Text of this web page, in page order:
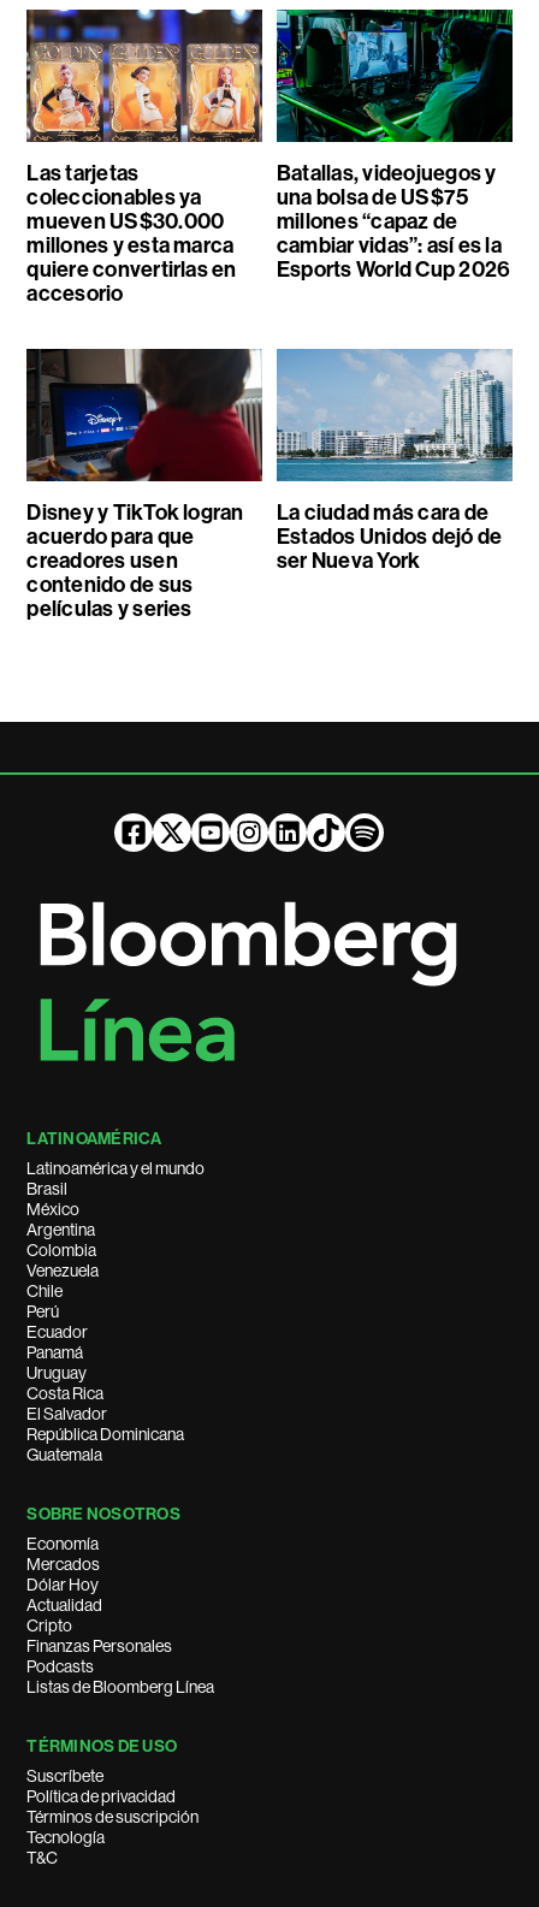
Las tarjetas
coleccionables ya
mueven US$30.000
millones y esta marca
quiere convertirlas en
accesorio
Batallas, videojuegos y
una bolsa de US$75
millones “capaz de
cambiar vidas”: así es la
Esports World Cup 2026
Disney y TikTok logran
acuerdo para que
creadores usen
contenido de sus
películas y series
La ciudad más cara de
Estados Unidos dejó de
ser Nueva York
LATINOAMÉRICA
Latinoamérica y el mundo
Brasil
México
Argentina
Colombia
Venezuela
Chile
Perú
Ecuador
Panamá
Uruguay
Costa Rica
El Salvador
República Dominicana
Guatemala
SOBRE NOSOTROS
Economía
Mercados
Dólar Hoy
Actualidad
Cripto
Finanzas Personales
Podcasts
Listas de Bloomberg Línea
TÉRMINOS DE USO
Suscríbete
Política de privacidad
Términos de suscripción
Tecnología
T&C